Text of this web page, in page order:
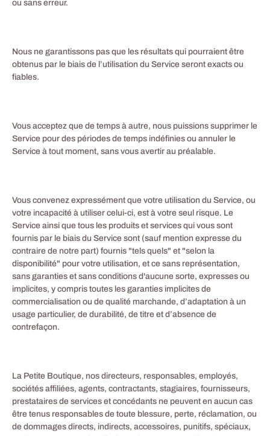
ou sans erreur.
Nous ne garantissons pas que les résultats qui pourraient être
obtenus par le biais de l’utilisation du Service seront exacts ou
fiables.
Vous acceptez que de temps à autre, nous puissions supprimer le
Service pour des périodes de temps indéfinies ou annuler le
Service à tout moment, sans vous avertir au préalable.
Vous convenez expressément que votre utilisation du Service, ou
votre incapacité à utiliser celui-ci, est à votre seul risque. Le
Service ainsi que tous les produits et services qui vous sont
fournis par le biais du Service sont (sauf mention expresse du
contraire de notre part) fournis "tels quels" et "selon la
disponibilité" pour votre utilisation, et ce sans représentation,
sans garanties et sans conditions d'aucune sorte, expresses ou
implicites, y compris toutes les garanties implicites de
commercialisation ou de qualité marchande, d’adaptation à un
usage particulier, de durabilité, de titre et d’absence de
contrefaçon.
La Petite Boutique, nos directeurs, responsables, employés,
sociétés affiliées, agents, contractants, stagiaires, fournisseurs,
prestataires de services et concédants ne peuvent en aucun cas
être tenus responsables de toute blessure, perte, réclamation, ou
de dommages directs, indirects, accessoires, punitifs, spéciaux,